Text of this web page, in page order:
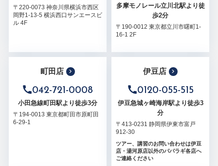
〒220-0073 神奈川県横浜市西区
岡野1-13-5 横浜西口サンエースビ
ル 4F
多摩モノレール立川北駅より徒
歩2分
〒190-0012 東京都立川市曙町1-
16-1 2F
町田店
042-721-0008
小田急線町田駅より徒歩3分
〒194-0013 東京都町田市原町田
6-29-1
伊豆店
0120-055-515
伊豆急城ヶ崎海岸駅より徒歩3
分
〒413-0231 静岡県伊東市富戸
912-30
ツアー、講習のお問い合わせは伊豆
店・湯河原店以外のパパラギ各店へ
ご連絡ください